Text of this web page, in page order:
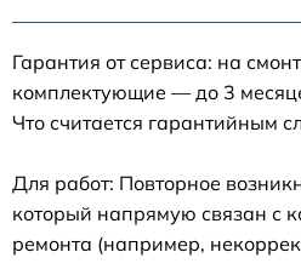
Гарантия от сервиса: на
комплектующие — до 3
Что считается гарантийным
Для работ: Повторное
который напрямую связан с
ремонта (например,